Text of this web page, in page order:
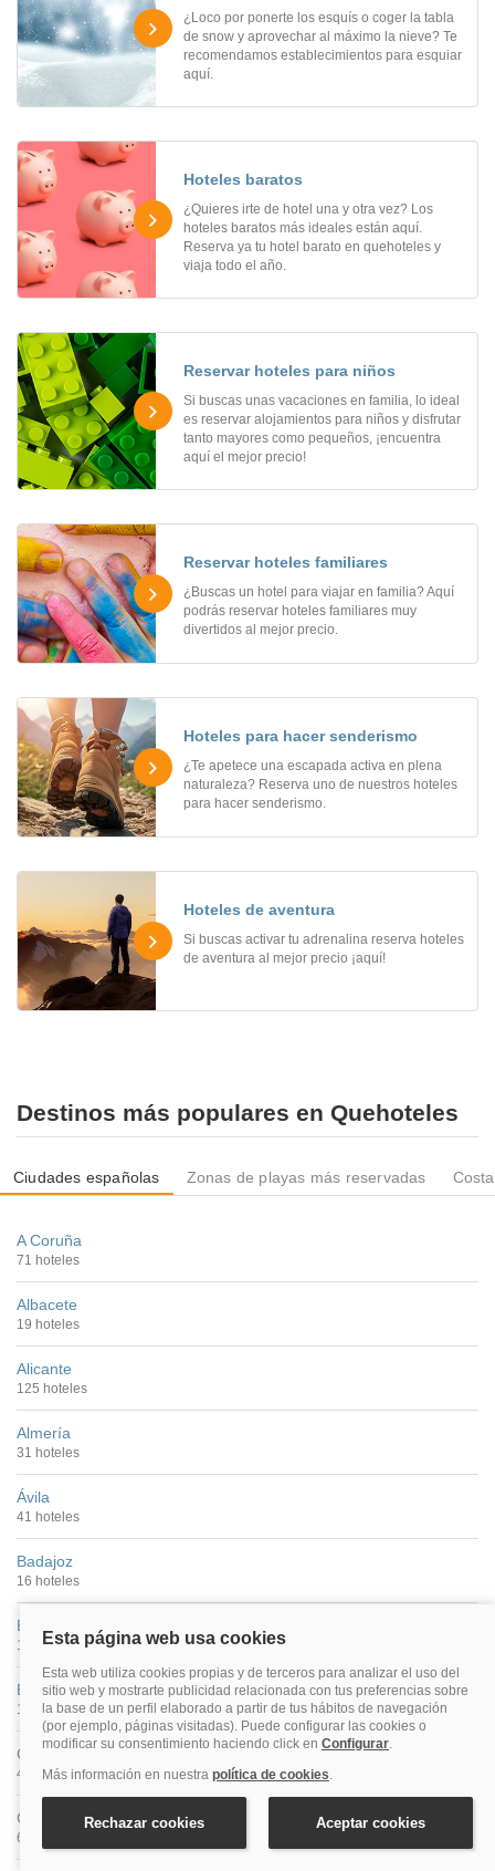
¿Loco por ponerte los esquís o coger la tabla
de snow y aprovechar al máximo la nieve? Te
recomendamos establecimientos para esquiar
aquí.
Hoteles baratos
¿Quieres irte de hotel una y otra vez? Los
hoteles baratos más ideales están aquí.
Reserva ya tu hotel barato en quehoteles y
viaja todo el año.
Reservar hoteles para niños
Si buscas unas vacaciones en familia, lo ideal
es reservar alojamientos para niños y disfrutar
tanto mayores como pequeños, ¡encuentra
aquí el mejor precio!
Reservar hoteles familiares
¿Buscas un hotel para viajar en familia? Aquí
podrás reservar hoteles familiares muy
divertidos al mejor precio.
Hoteles para hacer senderismo
¿Te apetece una escapada activa en plena
naturaleza? Reserva uno de nuestros hoteles
para hacer senderismo.
Hoteles de aventura
Si buscas activar tu adrenalina reserva hoteles
de aventura al mejor precio ¡aquí!
Destinos más populares en Quehoteles
Ciudades españolas Zonas de playas más reservadas
A Coruña
71 hoteles
Albacete
19 hoteles
Alicante
125 hoteles
Almería
31 hoteles
Ávila
41 hoteles
Badajoz
16 hoteles
Barcelona
1004 hoteles
Bilbao
115 hoteles
Cáceres
40 hoteles
Cádiz
68 hoteles